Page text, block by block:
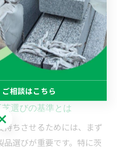
人工芝外構工
び方
選びの基準とは
ちさせるためには、まず
選びが重要です。特に茨
相談はこちら
相談はこちら